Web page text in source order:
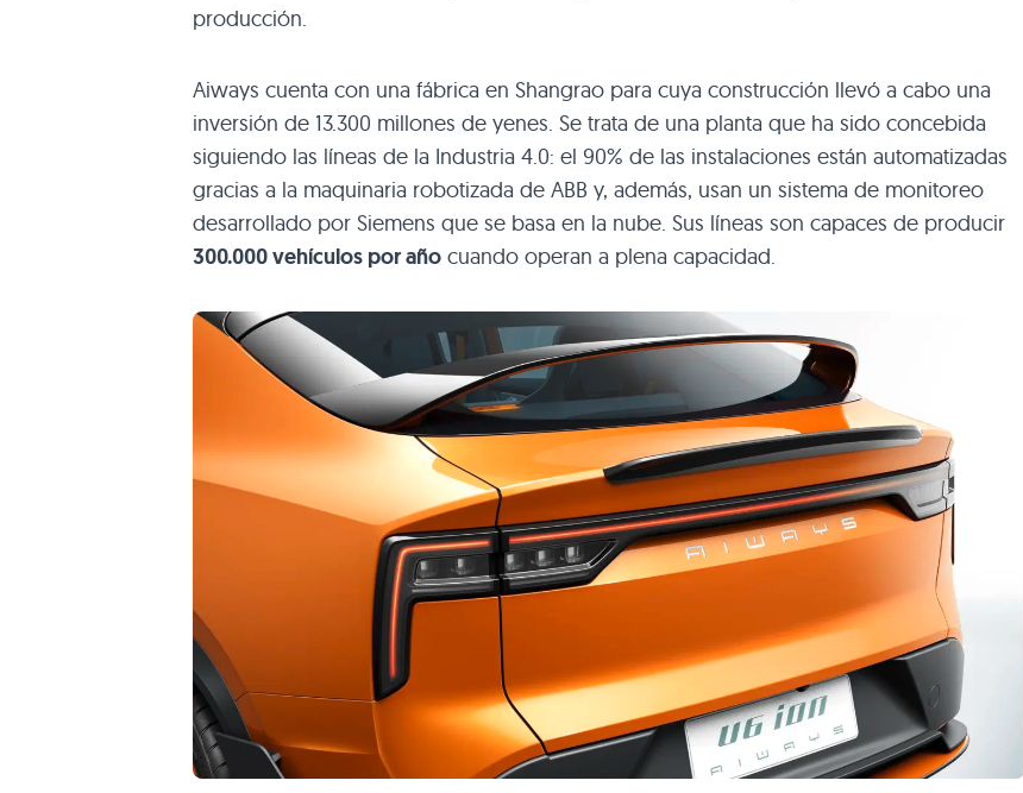
producción.
Aiways cuenta con una fábrica en Shangrao para cuya construcción llevó a cabo una
inversión de 13.300 millones de yenes. Se trata de una planta que ha sido concebida
siguiendo las líneas de la Industria 4.0: el 90% de las instalaciones están automatizadas
gracias a la maquinaria robotizada de ABB y, además, usan un sistema de monitoreo
desarrollado por Siemens que se basa en la nube. Sus líneas son capaces de producir
300.000 vehículos por año cuando operan a plena capacidad.